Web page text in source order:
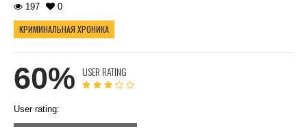
197 0
КРИМИНАЛЬНАЯ ХРОНИКА
60% USER RATING
User rating: